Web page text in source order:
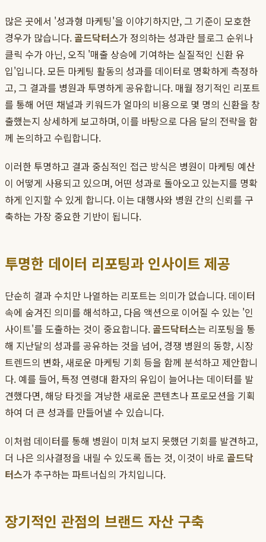
많은 곳에서 '성과형 마케팅'을 이야기하지만, 그 기준이 모호한
경우가 많습니다. 골드닥터스가 정의하는 성과란 블로그 순위나
클릭 수가 아닌, 오직 '매출 상승에 기여하는 실질적인 신환 유
입'입니다. 모든 마케팅 활동의 성과를 데이터로 명확하게 측정하
고, 그 결과를 병원과 투명하게 공유합니다. 매월 정기적인 리포트
를 통해 어떤 채널과 키워드가 얼마의 비용으로 몇 명의 신환을 창
출했는지 상세하게 보고하며, 이를 바탕으로 다음 달의 전략을 함
께 논의하고 수립합니다.
이러한 투명하고 결과 중심적인 접근 방식은 병원이 마케팅 예산
이 어떻게 사용되고 있으며, 어떤 성과로 돌아오고 있는지를 명확
하게 인지할 수 있게 합니다. 이는 대행사와 병원 간의 신뢰를 구
축하는 가장 중요한 기반이 됩니다.
투명한 데이터 리포팅과 인사이트 제공
단순히 결과 수치만 나열하는 리포트는 의미가 없습니다. 데이터
속에 숨겨진 의미를 해석하고, 다음 액션으로 이어질 수 있는 '인
사이트'를 도출하는 것이 중요합니다. 골드닥터스는 리포팅을 통
해 지난달의 성과를 공유하는 것을 넘어, 경쟁 병원의 동향, 시장
트렌드의 변화, 새로운 마케팅 기회 등을 함께 분석하고 제안합니
다. 예를 들어, 특정 연령대 환자의 유입이 늘어나는 데이터를 발
견했다면, 해당 타겟을 겨냥한 새로운 콘텐츠나 프로모션을 기획
하여 더 큰 성과를 만들어낼 수 있습니다.
이처럼 데이터를 통해 병원이 미처 보지 못했던 기회를 발견하고,
더 나은 의사결정을 내릴 수 있도록 돕는 것, 이것이 바로 골드닥
터스가 추구하는 파트너십의 가치입니다.
장기적인 관점의 브랜드 자산 구축